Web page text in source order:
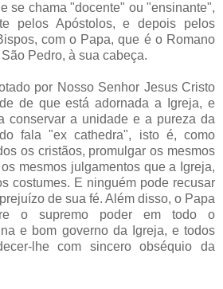
se chama "docente" ou "ensinante",
pelos Apóstolos, e depois pelos
com o Papa, que é o Romano
Pedro, à sua cabeça.
por Nosso Senhor Jesus Cristo
de que está adornada a Igreja, e
conservar a unidade e a pureza da
fala "ex cathedra", isto é, como
os cristãos, promulgar os mesmos
mesmos julgamentos que a Igreja,
costumes. E ninguém pode recusar
de sua fé. Além disso, o Papa
o supremo poder em todo o
e bom governo da Igreja, e todos
lhe com sincero obséquio da